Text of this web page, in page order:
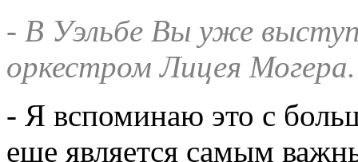
- В Уэльбе Вы уже
оркестром Лицея
- Я вспоминаю это с
еще является самым